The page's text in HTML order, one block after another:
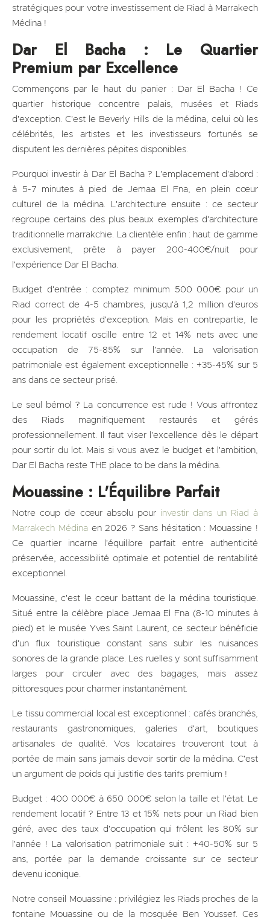
stratégiques pour votre investissement de Riad à Marrakech
Médina !
Dar El Bacha : Le Quartier
Premium par Excellence
Commençons par le haut du panier : Dar El Bacha ! Ce
quartier historique concentre palais, musées et Riads
d'exception. C'est le Beverly Hills de la médina, celui où les
célébrités, les artistes et les investisseurs fortunés se
disputent les dernières pépites disponibles.
Pourquoi investir à Dar El Bacha ? L'emplacement d'abord :
à 5-7 minutes à pied de Jemaa El Fna, en plein cœur
culturel de la médina. L'architecture ensuite : ce secteur
regroupe certains des plus beaux exemples d'architecture
traditionnelle marrakchie. La clientèle enfin : haut de gamme
exclusivement, prête à payer 200-400€/nuit pour
l'expérience Dar El Bacha.
Budget d'entrée : comptez minimum 500 000€ pour un
Riad correct de 4-5 chambres, jusqu'à 1,2 million d'euros
pour les propriétés d'exception. Mais en contrepartie, le
rendement locatif oscille entre 12 et 14% nets avec une
occupation de 75-85% sur l'année. La valorisation
patrimoniale est également exceptionnelle : +35-45% sur 5
ans dans ce secteur prisé.
Le seul bémol ? La concurrence est rude ! Vous affrontez
des Riads magnifiquement restaurés et gérés
professionnellement. Il faut viser l'excellence dès le départ
pour sortir du lot. Mais si vous avez le budget et l'ambition,
Dar El Bacha reste THE place to be dans la médina.
Mouassine : L'Équilibre Parfait
Notre coup de cœur absolu pour investir dans un Riad à
Marrakech Médinaen 2026 ? Sans hésitation : Mouassine !
Ce quartier incarne l'équilibre parfait entre authenticité
préservée, accessibilité optimale et potentiel de rentabilité
exceptionnel.
Mouassine, c'est le cœur battant de la médina touristique.
Situé entre la célèbre place Jemaa El Fna (8-10 minutes à
pied) et le musée Yves Saint Laurent, ce secteur bénéficie
d'un flux touristique constant sans subir les nuisances
sonores de la grande place. Les ruelles y sont suffisamment
larges pour circuler avec des bagages, mais assez
pittoresques pour charmer instantanément.
Le tissu commercial local est exceptionnel : cafés branchés,
restaurants gastronomiques, galeries d'art, boutiques
artisanales de qualité. Vos locataires trouveront tout à
portée de main sans jamais devoir sortir de la médina. C'est
un argument de poids qui justifie des tarifs premium !
Budget : 400 000€ à 650 000€ selon la taille et l'état. Le
rendement locatif ? Entre 13 et 15% nets pour un Riad bien
géré, avec des taux d'occupation qui frôlent les 80% sur
l'année ! La valorisation patrimoniale suit : +40-50% sur 5
ans, portée par la demande croissante sur ce secteur
devenu iconique.
Notre conseil Mouassine : privilégiez les Riads proches de la
fontaine Mouassine ou de la mosquée Ben Youssef. Ces